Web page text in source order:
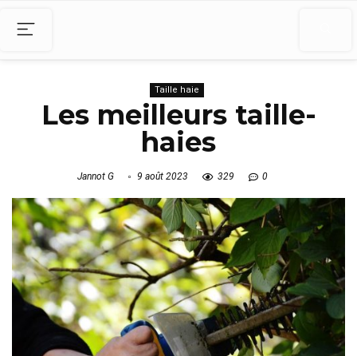
Taille haie
Les meilleurs taille-
haies
Jannot G 9 août 2023 329 0